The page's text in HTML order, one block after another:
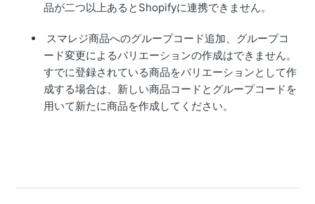
品が二つ以上あるとShopifyに連携できません。
スマレジ商品へのグループコード追加、グループコ
ード変更によるバリエーションの作成はできません。
すでに登録されている商品をバリエーションとして作
成する場合は、新しい商品コードとグループコードを
用いて新たに商品を作成してください。